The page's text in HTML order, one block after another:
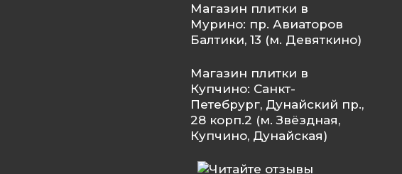
Магазин плитки в
Мурино: пр. Авиаторов
Балтики, 13 (м. Девяткино)
Магазин плитки в
Купчино: Санкт-
Петебрург, Дунайский пр.,
28 корп.2 (м. Звёздная,
Купчино, Дунайская)